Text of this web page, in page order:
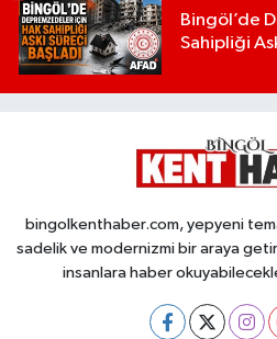
Bingöl’de
Sahipliği
bingolkenthaber.com, yepyeni
sadelik ve modernizmi bir araya
insanlara haber